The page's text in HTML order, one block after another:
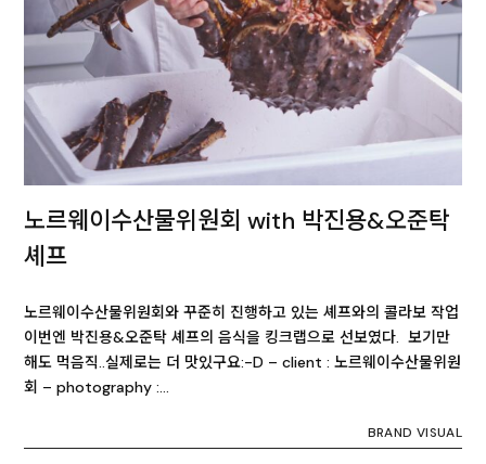
노르웨이수산물위원회 with 박진용&오준탁
셰프
노르웨이수산물위원회와 꾸준히 진행하고 있는 셰프와의 콜라보 작업
이번엔 박진용&오준탁 셰프의 음식을 킹크랩으로 선보였다. 보기만
해도 먹음직..실제로는 더 맛있구요:-D – client : 노르웨이수산물위원
회 – photography :…
BRAND VISUAL